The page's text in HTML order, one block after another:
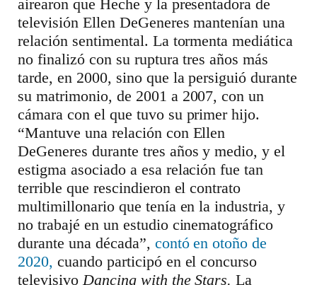
airearon que Heche y la presentadora de
televisión Ellen DeGeneres mantenían una
relación sentimental. La tormenta mediática
no finalizó con su ruptura tres años más
tarde, en 2000, sino que la persiguió durante
su matrimonio, de 2001 a 2007, con un
cámara con el que tuvo su primer hijo.
“Mantuve una relación con Ellen
DeGeneres durante tres años y medio, y el
estigma asociado a esa relación fue tan
terrible que rescindieron el contrato
multimillonario que tenía en la industria, y
no trabajé en un estudio cinematográfico
durante una década”, contó en otoño de
2020, cuando participó en el concurso
televisivo Dancing with the Stars. La